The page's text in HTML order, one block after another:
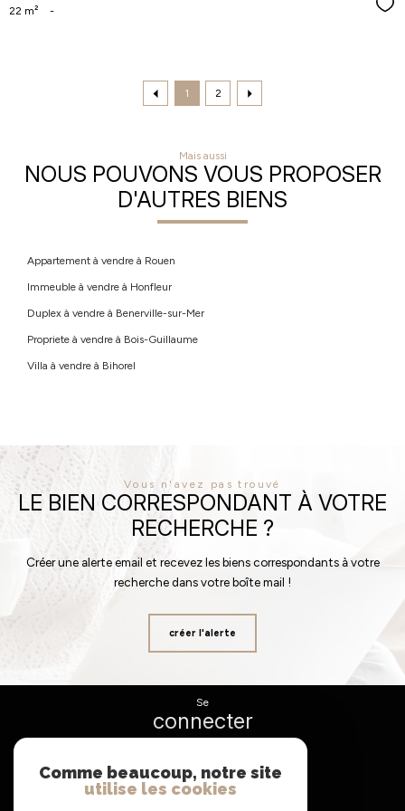
22 m² -
1 2
Mais aussi
NOUS POUVONS VOUS PROPOSER
D'AUTRES BIENS
Appartement à vendre à Rouen
Immeuble à vendre à Honfleur
Duplex à vendre à Benerville-sur-Mer
Propriete à vendre à Bois-Guillaume
Villa à vendre à Bihorel
Vous n'avez pas trouvé
LE BIEN CORRESPONDANT À VOTRE
RECHERCHE ?
Créer une alerte email et recevez les biens correspondants à votre
recherche dans votre boîte mail !
créer l'alerte
se
connecter
nous
Comme beaucoup, notre site
utilise les cookies